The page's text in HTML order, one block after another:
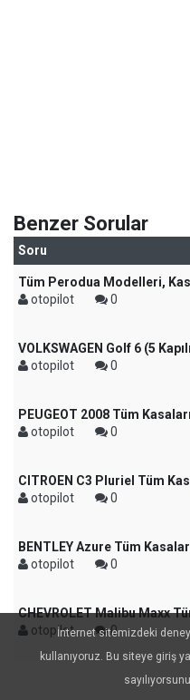
Benzer Sorular
Soru
Tüm Perodua Modelleri,
otopilot
0
VOLKSWAGEN Golf 6 (5
otopilot
0
PEUGEOT 2008 Tüm
otopilot
0
CITROEN C3 Pluriel Tüm
otopilot
0
BENTLEY Azure Tüm
otopilot
0
CHEVROLET Malibu Maxx
otopilot
0
İnternet sitemizdeki
kullanıyoruz. Bu siteye giriş